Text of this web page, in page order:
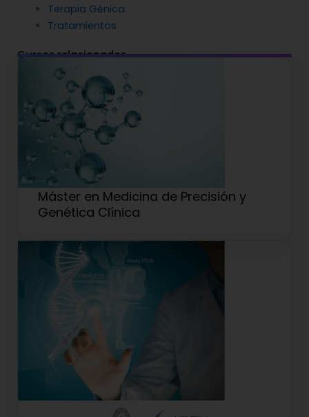
Terapia Génica
Tratamientos
Cursos relacionados
Máster en Medicina de Precisión y
Genética Clínica